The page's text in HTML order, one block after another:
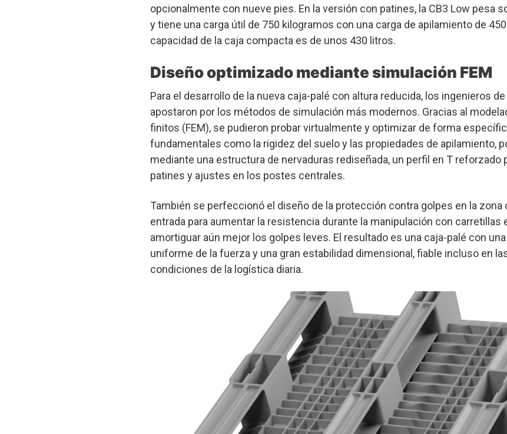
opcionalmente con nueve pies. En la versión con patines, la CB3 Low pesa
y tiene una carga útil de 750 kilogramos con una carga de apilamiento de
capacidad de la caja compacta es de unos 430 litros.
Diseño optimizado mediante simulación FEM
Para el desarrollo de la nueva caja-palé con altura reducida, los ingenieros
apostaron por los métodos de simulación más modernos. Gracias al
finitos (FEM), se pudieron probar virtualmente y optimizar de forma
fundamentales como la rigidez del suelo y las propiedades de apilamiento,
mediante una estructura de nervaduras rediseñada, un perfil en T reforzado
patines y ajustes en los postes centrales.
También se perfeccionó el diseño de la protección contra golpes en la zona
entrada para aumentar la resistencia durante la manipulación con carretillas
amortiguar aún mejor los golpes leves. El resultado es una caja-palé con
uniforme de la fuerza y una gran estabilidad dimensional, fiable incluso en
condiciones de la logística diaria.